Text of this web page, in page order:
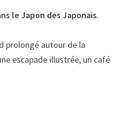
le Japon des Japonais.
prolongé autour de la
escapade illustrée, un café